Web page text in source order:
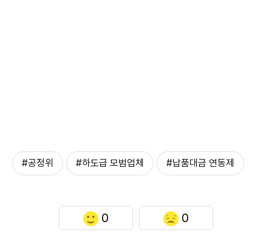
#공정위 #하도급 모범업체 #납품대금 연동제
0 0